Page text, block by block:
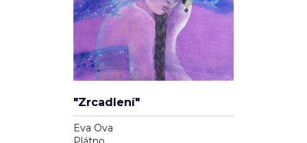
"Zrcadlení"
Eva Ova